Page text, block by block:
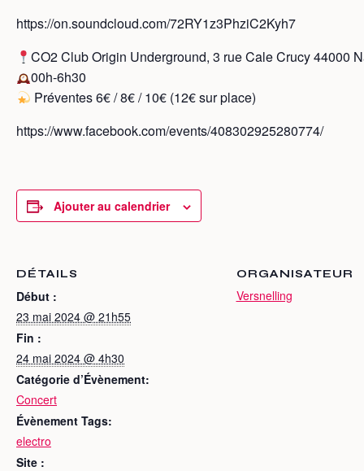
https://on.soundcloud.com/72RY1z3PhziC2Kyh7
CO2 Club Origin Underground, 3 rue Cale Crucy 44000
00h-6h30
Préventes 6€ / 8€ / 10€ (12€ sur place)
https://www.facebook.com/events/408302925280774/
Ajouter au calendrier
DÉTAILS
Début :
23 mai 2024 @ 21h55
Fin :
24 mai 2024 @ 4h30
Catégorie d’Évènement:
Concert
Évènement Tags:
electro
Site :
ORGANISATEUR
Versnelling